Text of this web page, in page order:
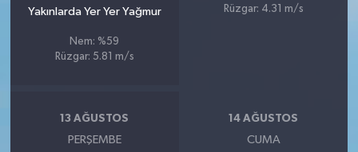
Yakınlarda Yer Yer Yağmur
Nem: %59
Rüzgar: 5.81 m/s
Rüzgar: 4.31 m/s
13 AĞUSTOS
PERŞEMBE
14 AĞUSTOS
CUMA